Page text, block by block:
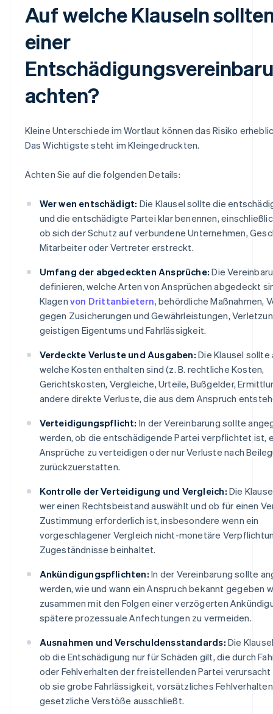
Auf welche Klauseln
einer
achten?
Kleine Unterschiede im Wortlaut können das Risiko
Das Wichtigste steht im Kleingedruckten.
Achten Sie auf die folgenden Details:
Wer wen entschädigt: Die Klausel sollte die
und die entschädigte Partei klar benennen,
ob sich der Schutz auf verbundene Unternehmen,
Mitarbeiter oder Vertreter erstreckt.
Umfang der abgedeckten Ansprüche: Die
definieren, welche Arten von Ansprüchen abgedeckt
Klagen von Drittanbietern, behördliche Maßnahmen,
gegen Zusicherungen und Gewährleistungen,
geistigen Eigentums und Fahrlässigkeit.
Verdeckte Verluste und Ausgaben: Die Klausel sollte
welche Kosten enthalten sind (z. B. rechtliche Kosten,
Gerichtskosten, Vergleiche, Urteile, Bußgelder,
andere direkte Verluste, die aus dem Anspruch
Verteidigungspflicht: In der Vereinbarung sollte
werden, ob die entschädigende Partei verpflichtet ist,
Ansprüche zu verteidigen oder nur Verluste nach
zurückzuerstatten.
Kontrolle der Verteidigung und Vergleich: Die
wer einen Rechtsbeistand auswählt und ob für einen
Zustimmung erforderlich ist, insbesondere wenn ein
vorgeschlagener Vergleich nicht-monetäre
Zugeständnisse beinhaltet.
Ankündigungspflichten: In der Vereinbarung sollte
werden, wie und wann ein Anspruch bekannt gegeben
zusammen mit den Folgen einer verzögerten
spätere prozessuale Anfechtungen zu vermeiden.
Ausnahmen und Verschuldensstandards: Die
ob die Entschädigung nur für Schäden gilt, die durch
oder Fehlverhalten der freistellenden Partei verursacht
ob sie grobe Fahrlässigkeit, vorsätzliches
gesetzliche Verstöße ausschließt.